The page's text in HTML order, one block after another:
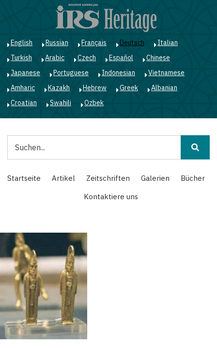
English Russian Français Deutsch
Italian
Turkish
Arabic Czech Español
Chinese
Japanese
Portuguese Indonesian
Vietnamese
Amharic
Kazakh Hebrew Greek
Albanian
Croatian
Swahili Ozbek
Main
navigation
Startseite Artikel Zeitschriften Galerien
Bücher
Kontaktiere uns